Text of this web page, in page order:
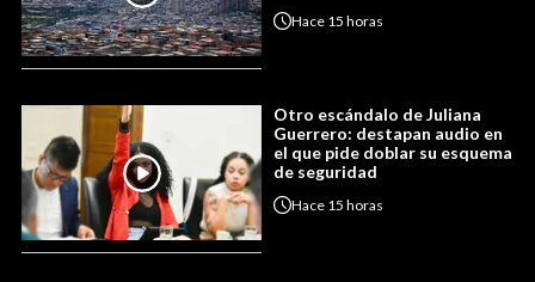
Hace 15 horas
Otro escándalo de Juliana
Guerrero: destapan audio en
el que pide doblar su esquema
de seguridad
Hace 15 horas